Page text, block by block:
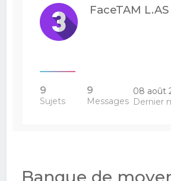
FaceTAM L.AS
9
Sujets
9
Messages
08 août
Dernier
Banque de